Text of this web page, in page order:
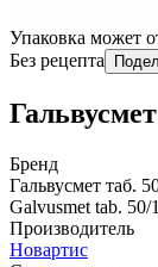
Упаковка может
Без рецепта
Бренд
Гальвусмет таб.
Galvusmet tab. 50/
Производитель
Новартис